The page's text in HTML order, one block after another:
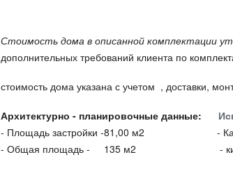
Стоимость дома в описанной комплектации
дополнительных требований клиента по
стоимость дома указана с учетом , доставки,
Архитектурно - планировочные данные:
- Площадь застройки -81,00 м2 -
- Общая площадь - 135 м2 -